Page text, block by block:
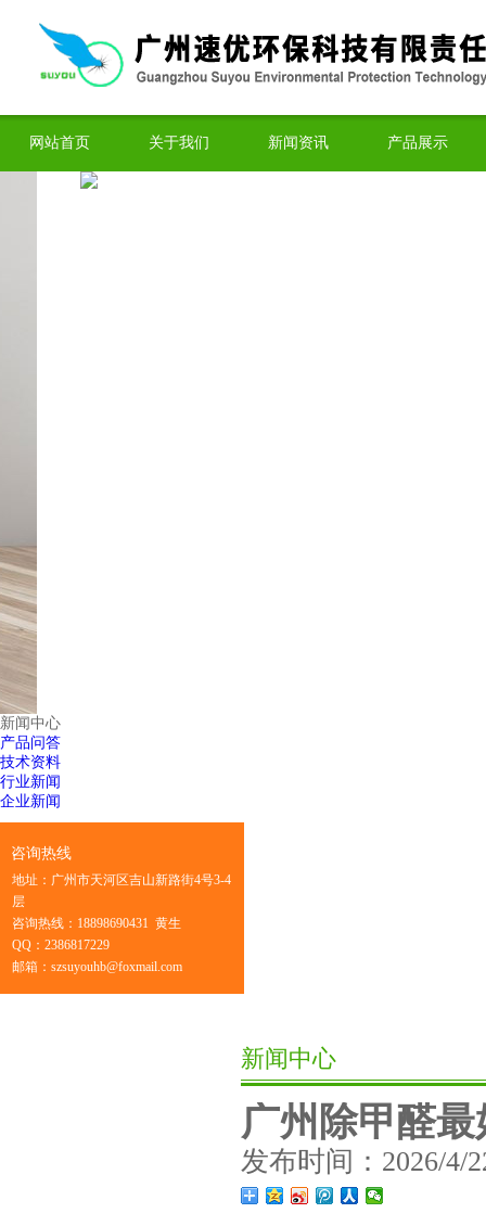
网站首页 关于我们 新闻资讯 产品展示
新闻中心
产品问答
技术资料
行业新闻
企业新闻
咨询热线
地址：广州市天河区吉山新路街4号3-4
层
咨询热线：18898690431 黄生
QQ：2386817229
邮箱：szsuyouhb@foxmail.com
新闻中心
广州除甲醛
发布时间：2026/4/